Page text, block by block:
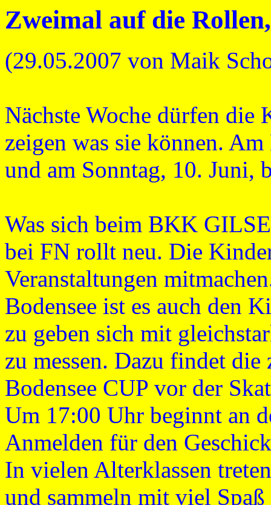
Zweimal auf die
(29.05.2007 von Maik
Nächste Woche dürfen
zeigen was sie können.
und am Sonntag, 10. Juni,
Was sich beim BKK
bei FN rollt neu. Die
Veranstaltungen
Bodensee ist es auch den
zu geben sich mit
zu messen. Dazu findet die
Bodensee CUP vor der
Um 17:00 Uhr beginnt an
Anmelden für den
In vielen Alterklassen
und sammeln mit viel